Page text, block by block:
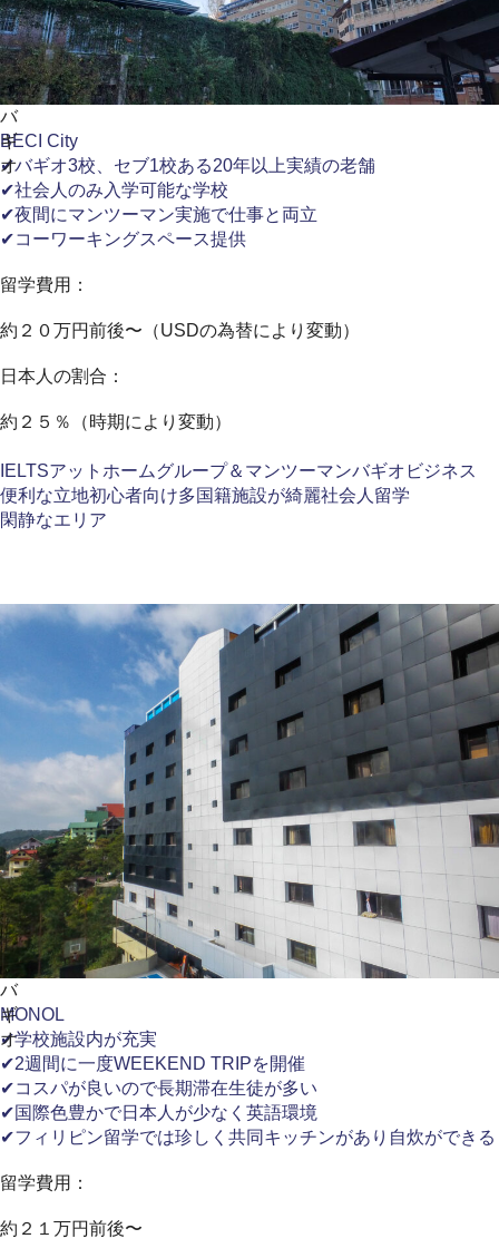
バ
ギ
オ
BECI City
✔バギオ3校、セブ1校ある20年以上実績の老舗
✔社会人のみ入学可能な学校
✔夜間にマンツーマン実施で仕事と両立
✔コーワーキングスペース提供
留学費用：
約２０万円前後〜（USDの為替により変動）
日本人の割合：
約２５％（時期により変動）
IELTSアットホームグループ＆マンツーマンバギオ ビジネス
便利な立地初心者向け多国籍施設が綺麗社会人留学
閑静なエリア
バ
ギ
オ
MONOL
✔学校施設内が充実
✔2週間に一度WEEKEND TRIPを開催
✔コスパが良いので長期滞在生徒が多い
✔国際色豊かで日本人が少なく英語環境
✔フィリピン留学では珍しく共同キッチンがあり自炊ができる
留学費用：
約２１万円前後〜